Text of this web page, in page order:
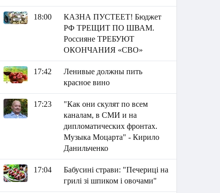
18:00
КАЗНА ПУСТЕЕТ! Бюджет
РФ ТРЕЩИТ ПО ШВАМ.
Россияне ТРЕБУЮТ
ОКОНЧАНИЯ «СВО»
17:42
Ленивые должны пить
красное вино
17:23
"Как они скулят по всем
каналам, в СМИ и на
дипломатических фронтах.
Музыка Моцарта" - Кирило
Данильченко
17:04
Бабусині страви: "Печериці на
грилі зі шпиком і овочами"